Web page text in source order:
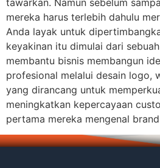
mereka harus terlebih dahulu
Anda layak untuk
keyakinan itu dimulai dari
membantu bisnis membangun
profesional melalui desain logo,
yang dirancang untuk
meningkatkan kepercayaan
pertama mereka mengenal